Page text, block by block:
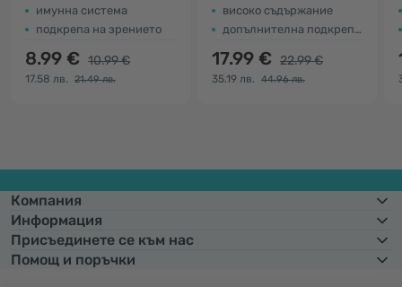
имунна система
подкрепа на зрението
8.99 € 10.99 €
17.58 лв. 21.49 лв.
високо съдържание
допълнителна подкрепа за организма
17.99 € 22.99 €
35.19 лв. 44.96 лв.
Компания
Информация
Присъединете се към нас
Помощ и поръчки